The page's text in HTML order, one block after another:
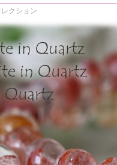
クション